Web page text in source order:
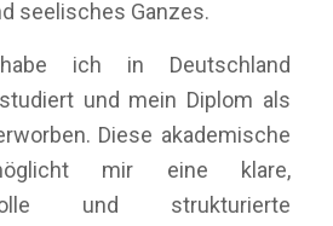
seelisches Ganzes.
ich in Deutschland
und mein Diplom als
Diese akademische
mir eine klare,
und strukturierte